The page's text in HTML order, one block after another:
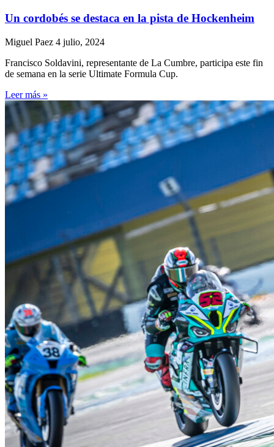
Un cordobés se destaca en la pista de Hockenheim
Miguel Paez 4 julio, 2024
Francisco Soldavini, representante de La Cumbre, participa este fin
de semana en la serie Ultimate Formula Cup.
Leer más »